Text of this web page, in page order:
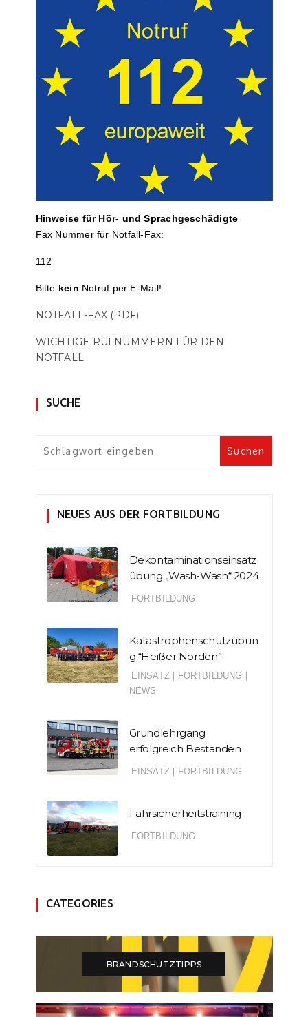
Hinweise für Hör- und Sprach­ge­schä­digte
Fax Nummer für Notfall-Fax:
112
Bitte kein Notruf per E-Mail!
NOTFALL-FAX (PDF)
WICHTIGE RUFNUMMERN FÜR DEN
NOTFALL
SUCHE
NEUES AUS DER FORTBILDUNG
Dekontaminationseinsatz
übung „Wash-Wash“ 2024
FORTBILDUNG
Katastrophenschutzübun
g “Heißer Norden”
EINSATZ FORTBILDUNG
NEWS
Grundlehrgang
erfolgreich Bestanden
EINSATZ FORTBILDUNG
Fahrsicherheitstraining
FORTBILDUNG
CATEGORIES
BRANDSCHUTZTIPPS